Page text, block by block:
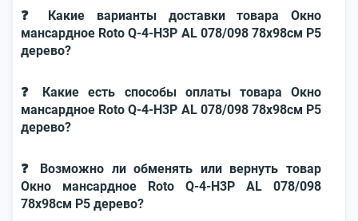
❓ Какие варианты доставки товара Окно
мансардное Roto Q-4-H3P AL 078/098 78x98см P5
дерево?
❓ Какие есть способы оплаты товара Окно
мансардное Roto Q-4-H3P AL 078/098 78x98см P5
дерево?
❓ Возможно ли обменять или вернуть товар
Окно мансардное Roto Q-4-H3P AL 078/098
78x98см P5 дерево?